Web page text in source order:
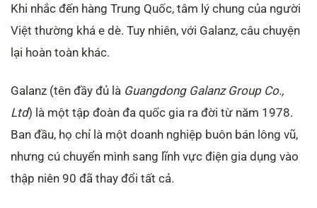
Khi nhắc đến hàng Trung Quốc, tâm lý chung của người
Việt thường khá e dè. Tuy nhiên, với Galanz, câu chuyện
lại hoàn toàn khác.
Galanz (tên đầy đủ là Guangdong Galanz Group Co.,
Ltd) là một tập đoàn đa quốc gia ra đời từ năm 1978.
Ban đầu, họ chỉ là một doanh nghiệp buôn bán lông vũ,
nhưng cú chuyển mình sang lĩnh vực điện gia dụng vào
thập niên 90 đã thay đổi tất cả.